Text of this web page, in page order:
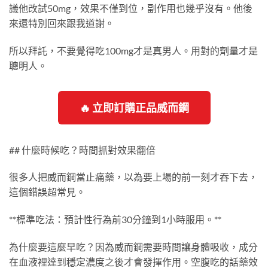
議他改試50mg，效果不僅到位，副作用也幾乎沒有。他後
來還特別回來跟我道謝。
所以拜託，不要覺得吃100mg才是真男人。用對的劑量才是
聰明人。
🔥 立即訂購正品威而鋼
## 什麼時候吃？時間抓對效果翻倍
很多人把威而鋼當止痛藥，以為要上場的前一刻才吞下去，
這個錯誤超常見。
**標準吃法：預計性行為前30分鐘到1小時服用。**
為什麼要這麼早吃？因為威而鋼需要時間讓身體吸收，成分
在血液裡達到穩定濃度之後才會發揮作用。空腹吃的話藥效